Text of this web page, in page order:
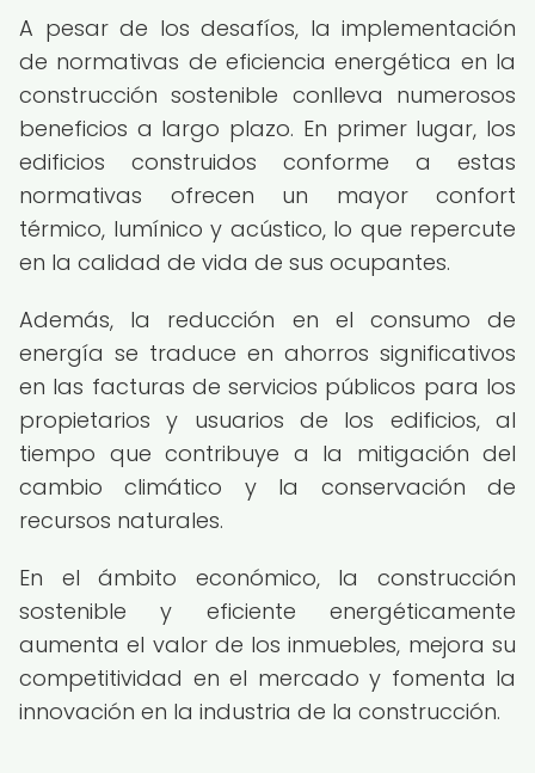
A pesar de los desafíos, la implementación
de normativas de eficiencia energética en la
construcción sostenible conlleva numerosos
beneficios a largo plazo. En primer lugar, los
edificios construidos conforme a estas
normativas ofrecen un mayor confort
térmico, lumínico y acústico, lo que repercute
en la calidad de vida de sus ocupantes.
Además, la reducción en el consumo de
energía se traduce en ahorros significativos
en las facturas de servicios públicos para los
propietarios y usuarios de los edificios, al
tiempo que contribuye a la mitigación del
cambio climático y la conservación de
recursos naturales.
En el ámbito económico, la construcción
sostenible y eficiente energéticamente
aumenta el valor de los inmuebles, mejora su
competitividad en el mercado y fomenta la
innovación en la industria de la construcción.